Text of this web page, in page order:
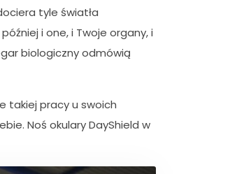
tyle światła
i one, i Twoje organy, i
biologiczny odmówią
takiej pracy u swoich
Noś okulary DayShield w